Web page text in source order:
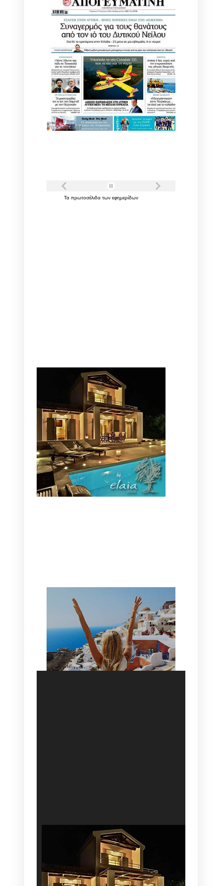
Τα πρωτοσέλιδα των εφημερίδων